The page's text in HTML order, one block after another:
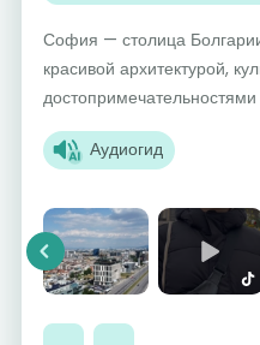
София — столица
красивой архитектурой,
Аудиогид
Previous